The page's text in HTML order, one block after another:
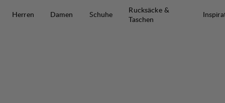
Herren
Damen Schuhe
Rucksäcke &
Taschen